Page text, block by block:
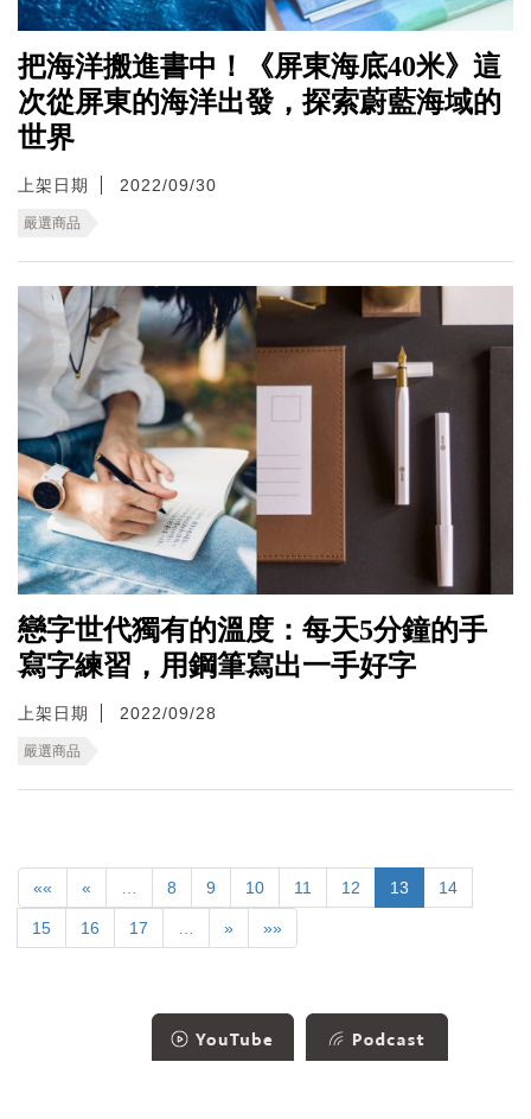
把海洋搬進書中！《屏東海底40米》這
次從屏東的海洋出發，探索蔚藍海域的
世界
上架日期 2022/09/30
嚴選商品
戀字世代獨有的溫度：每天5分鐘的手
寫字練習，用鋼筆寫出一手好字
上架日期 2022/09/28
嚴選商品
«« « 8 9 10 11 12 13 14
15 16 17 » »»